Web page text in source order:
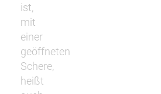
ist,
mit
einer
geöffneten
Schere,
heißt